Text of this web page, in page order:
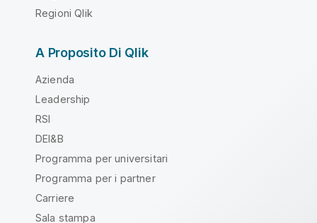
Regioni Qlik
A Proposito Di Qlik
Azienda
Leadership
RSI
DEI&B
Programma per universitari
Programma per i partner
Carriere
Sala stampa